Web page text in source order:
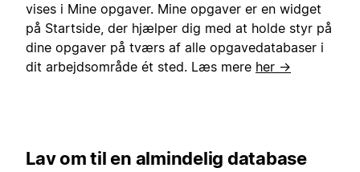
vises i Mine opgaver. Mine opgaver er en widget
på Startside, der hjælper dig med at holde styr på
dine opgaver på tværs af alle opgavedatabaser i
dit arbejdsområde ét sted. Læs mere her →
Lav om til en almindelig database